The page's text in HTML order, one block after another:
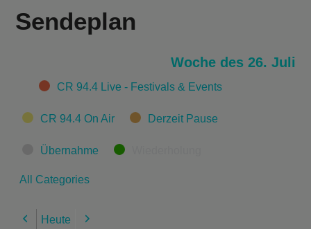
Sendeplan
Woche des 26. Juli
CategoriesCR 94.4 Live - Festivals & Events
CR 94.4 On Air Derzeit Pause
Übernahme
All Categories
Previous
Heute Next